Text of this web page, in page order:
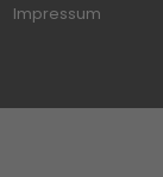
Impressum